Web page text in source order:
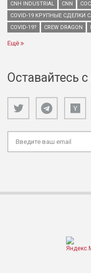
CNH INDUSTRIAL
CNN
COVID-19 КРУПНЫЕ
COVID-19?
CREW DRAGON
Ещё
Оставайтесь